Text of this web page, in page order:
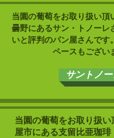
当園の葡萄をお取り扱い頂
曇野にあるサン・トノーレ
いと評判のパン屋さんです
ペースもござい
サントノ
当園の葡萄をお取り扱
屋市にある支留比亜珈